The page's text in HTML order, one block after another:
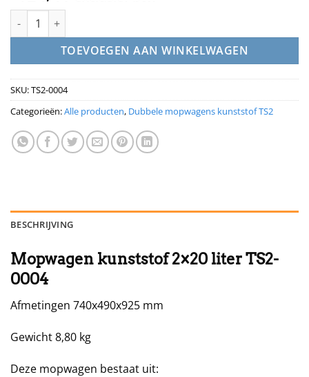
Mopwagen kunststof 2x20 liter TS2-0004 aantal
TOEVOEGEN AAN WINKELWAGEN
SKU:TS2-0004
Categorieën:Alle producten, Dubbele mopwagens kunststof TS2
BESCHRIJVING
Mopwagen kunststof 2×20 liter TS2-
0004
Afmetingen 740x490x925 mm
Gewicht 8,80 kg
Deze mopwagen bestaat uit: